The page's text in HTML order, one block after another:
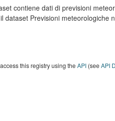
contiene dati di previsioni
dataset Previsioni meteorologiche
this registry using theAPI(seeAPI